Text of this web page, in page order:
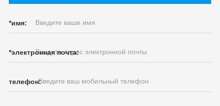
*имя:
*электронная почта:
телефон: